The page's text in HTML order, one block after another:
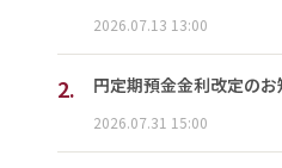
2026.07.13 13:00
2. 円定期預金金利改定のお
2026.07.31 15:00